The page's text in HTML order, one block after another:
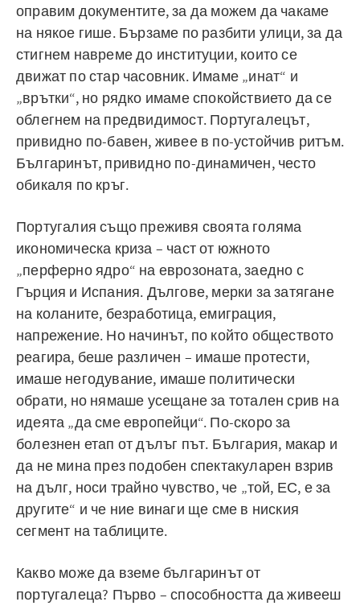
оправим документите, за да можем да чакаме
на някое гише. Бързаме по разбити улици, за да
стигнем навреме до институции, които се
движат по стар часовник. Имаме „инат“ и
„врътки“, но рядко имаме спокойствието да се
облегнем на предвидимост. Португалецът,
привидно по-бавен, живее в по-устойчив ритъм.
Българинът, привидно по-динамичен, често
обикаля по кръг.
Португалия също преживя своята голяма
икономическа криза – част от южното
„перферно ядро“ на еврозоната, заедно с
Гърция и Испания. Дългове, мерки за затягане
на коланите, безработица, емиграция,
напрежение. Но начинът, по който обществото
реагира, беше различен – имаше протести,
имаше негодувание, имаше политически
обрати, но нямаше усещане за тотален срив на
идеята „да сме европейци“. По-скоро за
болезнен етап от дълъг път. България, макар и
да не мина през подобен спектакуларен взрив
на дълг, носи трайно чувство, че „той, ЕС, е за
другите“ и че ние винаги ще сме в ниския
сегмент на таблиците.
Какво може да вземе българинът от
португалеца? Първо – способността да живееш